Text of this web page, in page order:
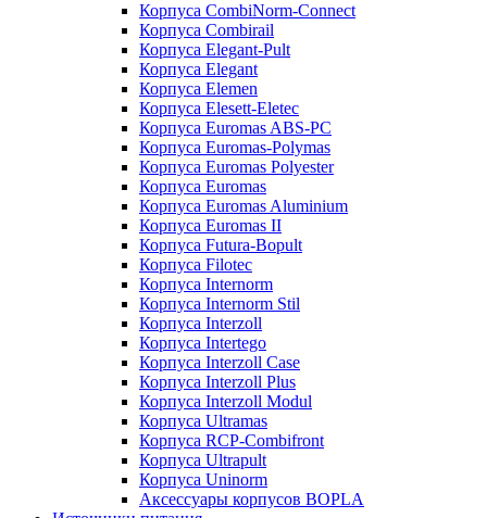
Корпуса CombiNorm-Connect
Корпуса Combirail
Корпуса Elegant-Pult
Корпуса Elegant
Корпуса Elemen
Корпуса Elesett-Eletec
Корпуса Euromas ABS-PC
Корпуса Euromas-Polymas
Корпуса Euromas Polyester
Корпуса Euromas
Корпуса Euromas Aluminium
Корпуса Euromas II
Корпуса Futura-Bopult
Корпуса Filotec
Корпуса Internorm
Корпуса Internorm Stil
Корпуса Interzoll
Корпуса Intertego
Корпуса Interzoll Case
Корпуса Interzoll Plus
Корпуса Interzoll Modul
Корпуса Ultramas
Корпуса RCP-Combifront
Корпуса Ultrapult
Корпуса Uninorm
Аксессуары корпусов BOPLA